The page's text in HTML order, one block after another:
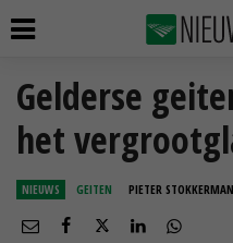
Gelderse
het
NIEUWS GEITEN PIETER